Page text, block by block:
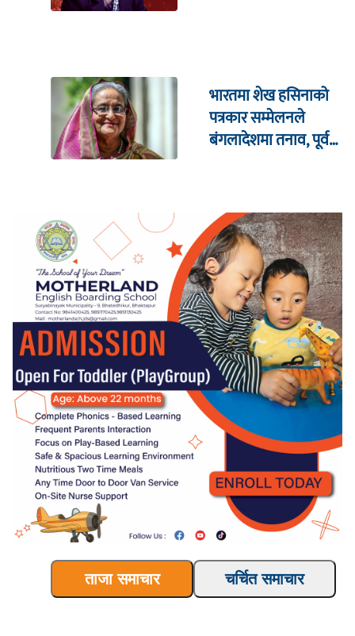
भारतमा शेख हसिनाको
पत्रकार सम्मेलनले
बंगलादेशमा तनाव, पूर्व
ताजा समाचार चर्चित समाचार